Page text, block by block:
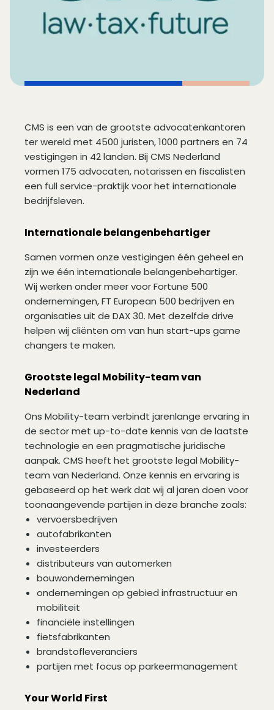
CMS is een van de grootste advocatenkantoren
ter wereld met 4500 juristen, 1000 partners en 74
vestigingen in 42 landen. Bij CMS Nederland
vormen 175 advocaten, notarissen en fiscalisten
een full service-praktijk voor het internationale
bedrijfsleven.
Internationale belangenbehartiger
Samen vormen onze vestigingen één geheel en
zijn we één internationale belangenbehartiger.
Wij werken onder meer voor Fortune 500
ondernemingen, FT European 500 bedrijven en
organisaties uit de DAX 30. Met dezelfde drive
helpen wij cliënten om van hun start-ups game
changers te maken.
Grootste legal Mobility-team van
Nederland
Ons Mobility-team verbindt jarenlange ervaring in
de sector met up-to-date kennis van de laatste
technologie en een pragmatische juridische
aanpak. CMS heeft het grootste legal Mobility-
team van Nederland. Onze kennis en ervaring is
gebaseerd op het werk dat wij al jaren doen voor
toonaangevende partijen in deze branche zoals:
vervoersbedrijven
autofabrikanten
investeerders
distributeurs van automerken
bouwondernemingen
ondernemingen op gebied infrastructuur en
mobiliteit
financiële instellingen
fietsfabrikanten
brandstofleveranciers
partijen met focus op parkeermanagement
Your World First